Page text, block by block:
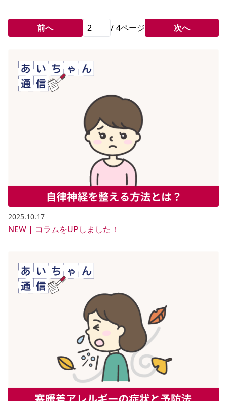
前へ /4ページ 次へ
2025.10.17
NEW | コラムをUPしました！